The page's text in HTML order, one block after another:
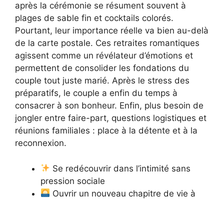
après la cérémonie se résument souvent à
plages de sable fin et cocktails colorés.
Pourtant, leur importance réelle va bien au-delà
de la carte postale. Ces retraites romantiques
agissent comme un révélateur d’émotions et
permettent de consolider les fondations du
couple tout juste marié. Après le stress des
préparatifs, le couple a enfin du temps à
consacrer à son bonheur. Enfin, plus besoin de
jongler entre faire-part, questions logistiques et
réunions familiales : place à la détente et à la
reconnexion.
Se redécouvrir dans l’intimité sans
pression sociale
Ouvrir un nouveau chapitre de vie à